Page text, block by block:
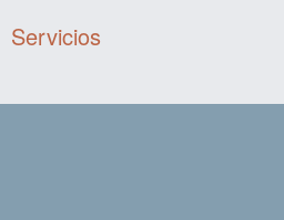
Servicios